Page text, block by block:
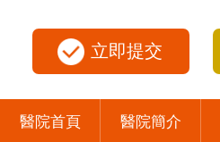
立即提交
醫院首頁 醫院簡介